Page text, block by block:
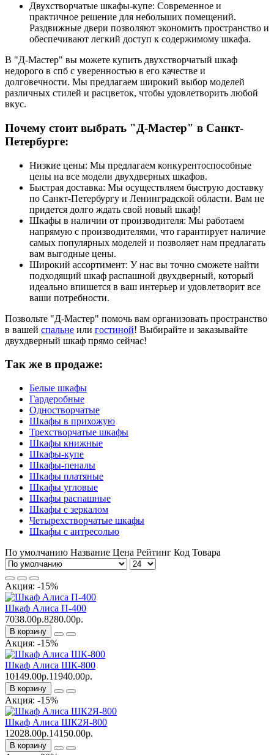
Двухстворчатые шкафы-купе: Современное и
практичное решение для небольших помещений.
Раздвижные двери позволяют экономить пространство и
обеспечивают легкий доступ к содержимому шкафа.
В "Д-Мастер" вы можете купить двухстворчатый шкаф
недорого в спб с уверенностью в его качестве и
долговечности. Мы предлагаем широкий выбор моделей
различных стилей и расцветок, чтобы удовлетворить любой
вкус.
Почему стоит выбрать "Д-Мастер" в Санкт-
Петербурге:
Низкие цены: Мы предлагаем конкурентоспособные
цены на все модели двухдверных шкафов.
Быстрая доставка: Мы осуществляем быструю доставку
по Санкт-Петербургу и Ленинградской области. Вам не
придется долго ждать свой новый шкаф!
Шкафы в наличии от производителя: Мы работаем
напрямую с производителями, что гарантирует наличие
самых популярных моделей и позволяет нам предлагать
вам выгодные цены.
Широкий ассортимент: У нас вы точно сможете найти
подходящий шкаф распашной двухдверный, который
идеально впишется в ваш интерьер и удовлетворит все
ваши потребности.
Позвольте "Д-Мастер" помочь вам организовать пространство
в вашей спальне или гостиной! Выбирайте и заказывайте
двухдверный шкаф прямо сейчас!
Так же в продаже:
Белые шкафы
Гардеробные
Одностворчатые
Шкафы в прихожую
Трехстворчатые шкафы
Шкафы книжные
Шкафы-купе
Шкафы-пеналы
Шкафы платяные
Шкафы угловые
Шкафы распашные
Шкафы с зеркалом
Четырехстворчатые шкафы
Шкафы с антресолью
По умолчанию Название Цена Рейтинг Код Товара
Акция: -15%
Шкаф Алиса П-400
7038.00р.8280.00р.
В корзину
Акция: -15%
Шкаф Алиса ШК-800
10149.00р.11940.00р.
В корзину
Акция: -15%
Шкаф Алиса ШК2Я-800
12028.00р.14150.00р.
В корзину